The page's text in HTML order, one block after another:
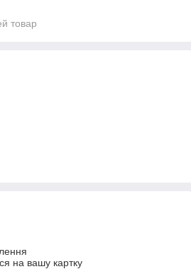
товар
на вашу картку